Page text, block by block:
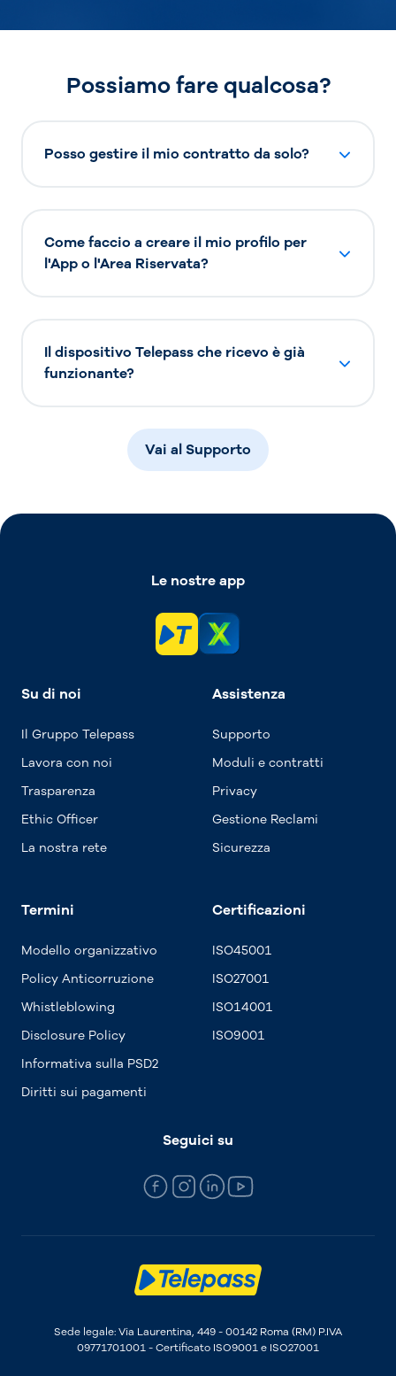
Possiamo fare qualcosa?
Posso gestire il mio contratto da solo?
Come faccio a creare il mio profilo per
l'App o l'Area Riservata?
Il dispositivo Telepass che ricevo è già
funzionante?
Vai al Supporto
Le nostre app
Su di noi
Il Gruppo Telepass
Lavora con noi
Trasparenza
Ethic Officer
La nostra rete
Assistenza
Supporto
Moduli e contratti
Privacy
Gestione Reclami
Sicurezza
Termini
Modello organizzativo
Policy Anticorruzione
Whistleblowing
Disclosure Policy
Informativa sulla PSD2
Diritti sui pagamenti
Certificazioni
ISO45001
ISO27001
ISO14001
ISO9001
Seguici su
Sede legale: Via Laurentina, 449 - 00142 Roma (RM) P.IVA
09771701001 - Certificato ISO9001 e ISO27001